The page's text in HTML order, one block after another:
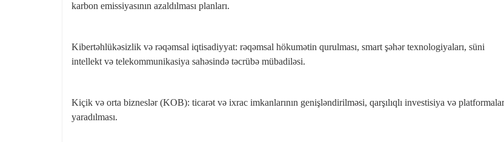
karbon emissiyasının azaldılması planları.
Kibertəhlükəsizlik və rəqəmsal iqtisadiyyat: rəqəmsal hökumətin qurulması, smart şəhər texnologiyaları, süni
intellekt və telekommunikasiya sahəsində təcrübə mübadiləsi.
Kiçik və orta bizneslər (KOB): ticarət və ixrac imkanlarının genişləndirilməsi, qarşılıqlı investisiya və
yaradılması.